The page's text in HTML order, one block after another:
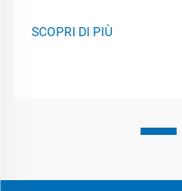
SCOPRI DI PIÙ